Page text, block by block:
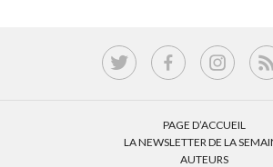
PAGE D’ACCUEIL
LA NEWSLETTER DE LA
AUTEURS